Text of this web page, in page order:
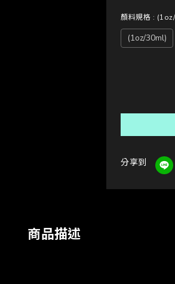
顏料規格 :
(1oz/30ml)
分享到
商品描述